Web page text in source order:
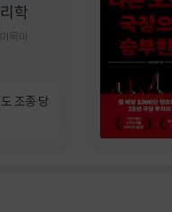
학
목마
조종 당